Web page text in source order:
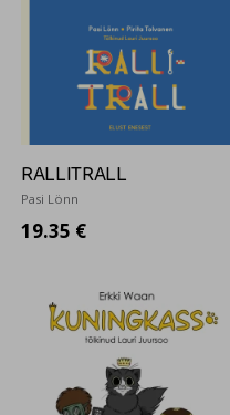
RALLITRALL
Pasi Lönn
19.35 €